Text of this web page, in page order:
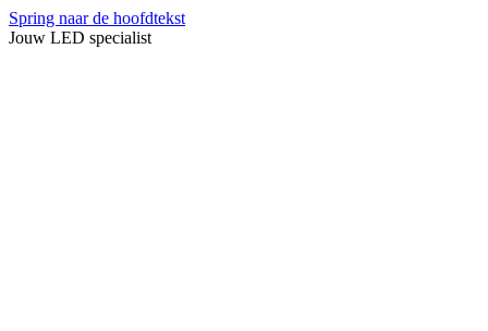
Spring naar de hoofdtekst
Jouw LED specialist